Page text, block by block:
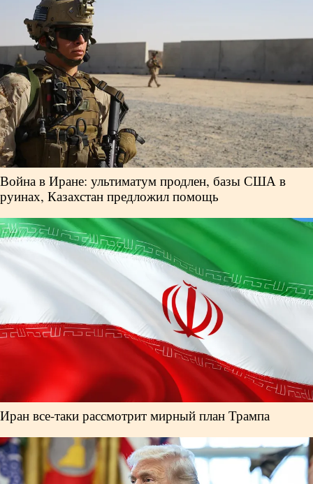
Война в Иране: ультиматум продлен, базы США в
руинах, Казахстан предложил помощь
Иран все-таки рассмотрит мирный план Трампа